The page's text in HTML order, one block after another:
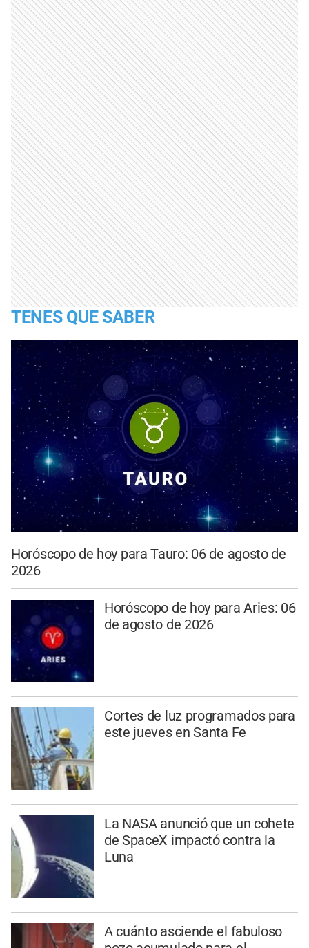
TENES QUE SABER
Horóscopo de hoy para Tauro: 06 de agosto de
2026
Horóscopo de hoy para Aries: 06
de agosto de 2026
Cortes de luz programados para
este jueves en Santa Fe
La NASA anunció que un cohete
de SpaceX impactó contra la
Luna
A cuánto asciende el fabuloso